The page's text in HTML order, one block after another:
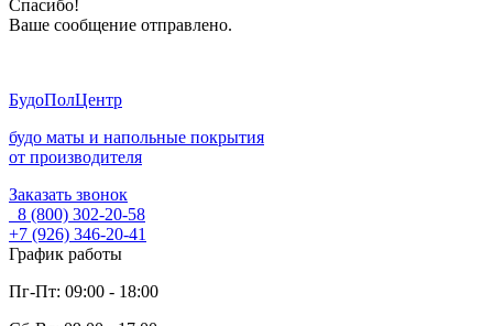
Спасибо!
Ваше сообщение отправлено.
БудоПолЦентр
будо маты и напольные покрытия
от производителя
Заказать звонок
8 (800) 302-20-58
+7 (926) 346-20-41
График работы
Пг-Пт: 09:00 - 18:00